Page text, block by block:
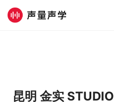
昆明 金实 STUDIO